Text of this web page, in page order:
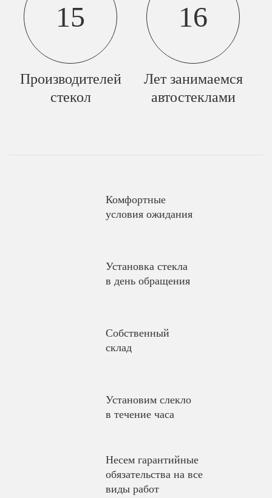
15
Производителей
стекол
16
Лет занимаемся
автостеклами
Комфортные
условия ожидания
Установка стекла
в день обращения
Собственный
склад
Установим слекло
в течение часа
Несем гарантийные
обязательства на все
виды работ